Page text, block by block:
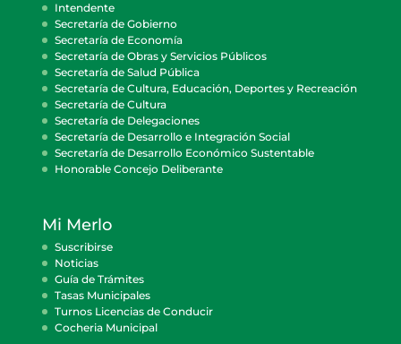
Intendente
Secretaría de Gobierno
Secretaría de Economía
Secretaría de Obras y Servicios Públicos
Secretaría de Salud Pública
Secretaría de Cultura, Educación, Deportes y Recreación
Secretaría de Cultura
Secretaría de Delegaciones
Secretaría de Desarrollo e Integración Social
Secretaría de Desarrollo Económico Sustentable
Honorable Concejo Deliberante
Mi Merlo
Suscribirse
Noticias
Guía de Trámites
Tasas Municipales
Turnos Licencias de Conducir
Cocheria Municipal